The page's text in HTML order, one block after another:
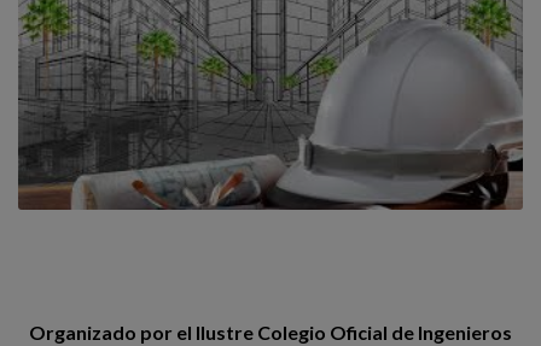
Organizado por el Ilustre Colegio Oficial de Ingenieros